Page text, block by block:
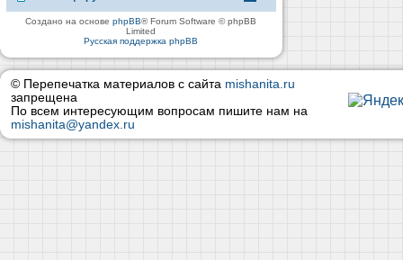
Создано на основеphpBB® Forum Software © phpBB
Limited
Русская поддержка phpBB
© Перепечатка материалов с сайта mishanita.ru
запрещена
По всем интересующим вопросам пишите нам на
mishanita@yandex.ru